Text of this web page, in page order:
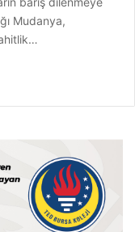
Mudanya,